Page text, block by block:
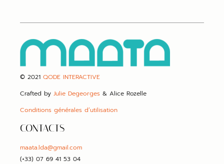
© 2021QODE INTERACTIVE
Crafted byJulie Degeorges & Alice Rozelle
Conditions générales d’utilisation
CONTACTS
maata.lda@gmail.com
(+33) 07 69 41 53 04